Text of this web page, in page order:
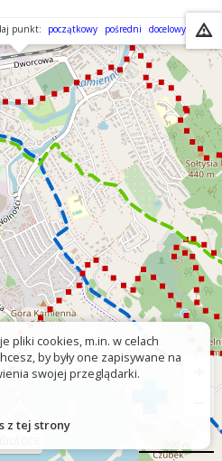
punkt: początkowy pośredni docelowy
pliki cookies, m.in. w celach
by były one zapisywane na
swojej przeglądarki.
z tej strony